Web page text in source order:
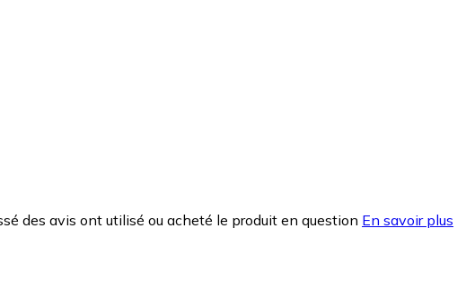
des avis ont utilisé ou acheté le produit en question En savoir plus